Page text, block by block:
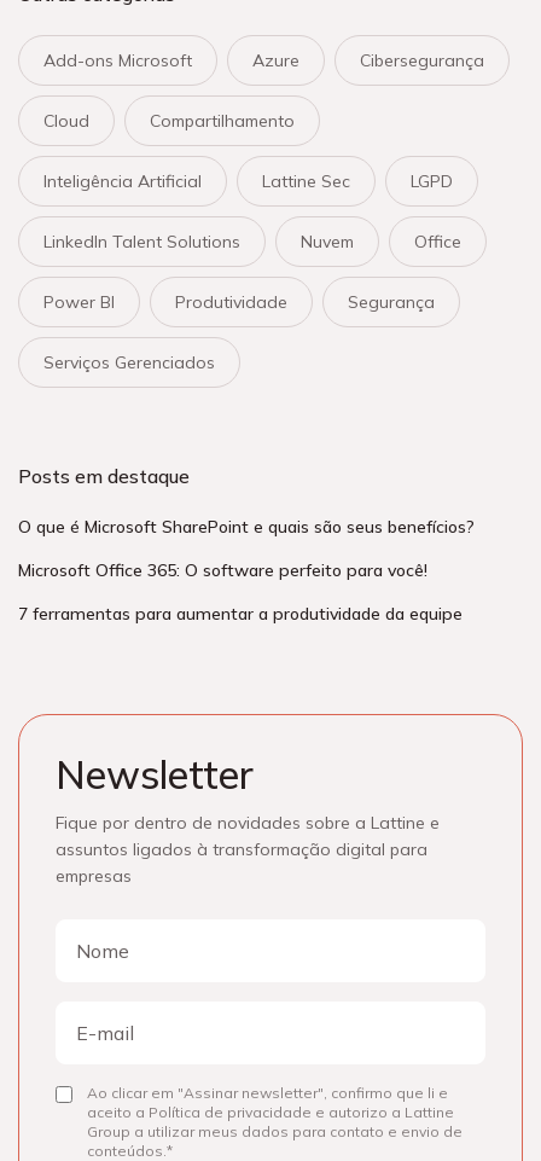
Add-ons Microsoft Azure Cibersegurança
Cloud Compartilhamento
Inteligência Artificial Lattine Sec LGPD
LinkedIn Talent Solutions Nuvem Office
Power BI Produtividade Segurança
Serviços Gerenciados
Posts em destaque
O que é Microsoft SharePoint e quais são seus benefícios?
Microsoft Office 365: O software perfeito para você!
7 ferramentas para aumentar a produtividade da equipe
Newsletter
Fique por dentro de novidades sobre a Lattine e
assuntos ligados à transformação digital para
empresas
mail
ConsentirAo clicar em "Assinar newsletter", confirmo que li e
aceito a Política de privacidade e autorizo a Lattine
Group a utilizar meus dados para contato e envio de
conteúdos.